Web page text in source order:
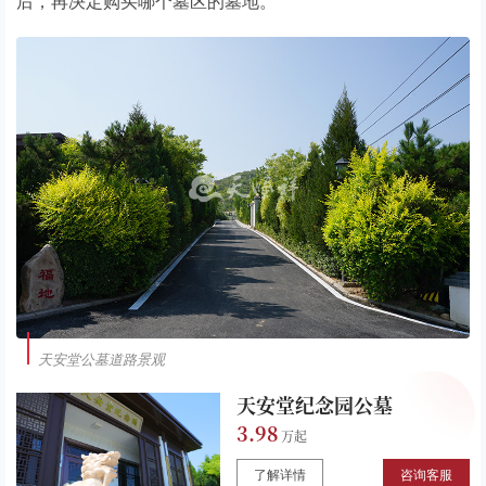
天安堂公墓道路景观
天安堂纪念园公墓
3.98
了解详情 咨询客服